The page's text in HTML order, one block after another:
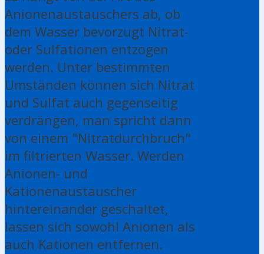
Anionenaustauschers ab, ob
dem Wasser bevorzugt Nitrat-
oder Sulfationen entzogen
werden. Unter bestimmten
Umständen können sich Nitrat
und Sulfat auch gegenseitig
verdrängen, man spricht dann
von einem "Nitratdurchbruch"
im filtrierten Wasser. Werden
Anionen- und
Kationenaustauscher
hintereinander geschaltet,
lassen sich sowohl Anionen als
auch Kationen entfernen.